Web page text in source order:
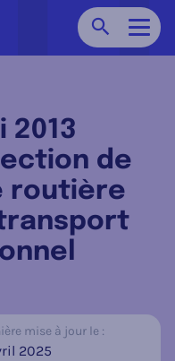
Chercher
2013
de
routière
mise à jour le :
2025